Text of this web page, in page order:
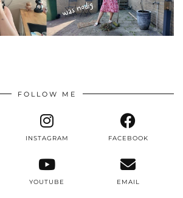
FOLLOW ME
INSTAGRAM FACEBOOK
YOUTUBE EMAIL